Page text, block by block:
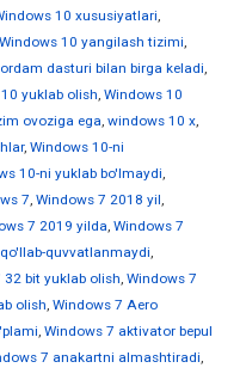
10 xususiyatlari,
Windows 10 yangilash tizimi,
dasturi bilan birga keladi,
yuklab olish, Windows 10
ovoziga ega, windows 10 х,
, Windows 10-ni
10-ni yuklab bo'lmaydi,
7, Windows 7 2018 yil,
7 2019 yilda, Windows 7
quvvatlanmaydi,
32 bit yuklab olish, Windows 7
olish, Windows 7 Aero
, Windows 7 aktivator bepul
7 anakartni almashtiradi,